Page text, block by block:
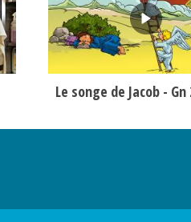
Le songe de Jacob - Gn
vos préférences pour contrôler la